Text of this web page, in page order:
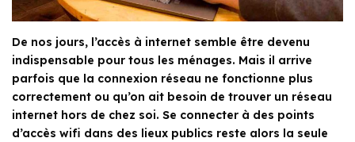
De nos jours, l’accès à internet semble être devenu
indispensable pour tous les ménages. Mais il arrive
parfois que la connexion réseau ne fonctionne plus
correctement ou qu’on ait besoin de trouver un réseau
internet hors de chez soi. Se connecter à des points
d’accès wifi dans des lieux publics reste alors la seule